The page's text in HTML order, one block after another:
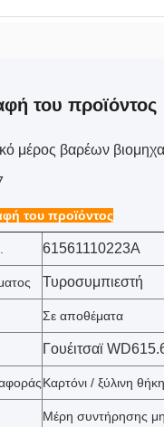
του προϊόντος
μέρος βαρέων
του προϊόντος
61561110223Α
Τυροσυμπιεστή
Σε αποθέματα
Γουέιτσαϊ
Καρτόνι / ξύλινη θήκη
Μέρη συντήρησης